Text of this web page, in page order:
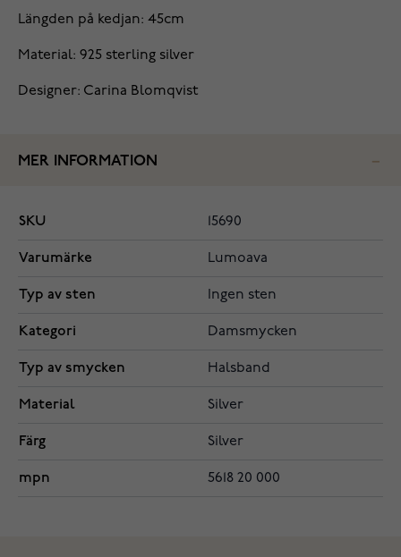
Längden på kedjan: 45cm
Material: 925 sterling silver
Designer: Carina Blomqvist
MER INFORMATION
SKU 15690
Varumärke Lumoava
Typ av sten Ingen sten
Kategori Damsmycken
Typ av smycken Halsband
Material Silver
Färg Silver
mpn 5618 20 000